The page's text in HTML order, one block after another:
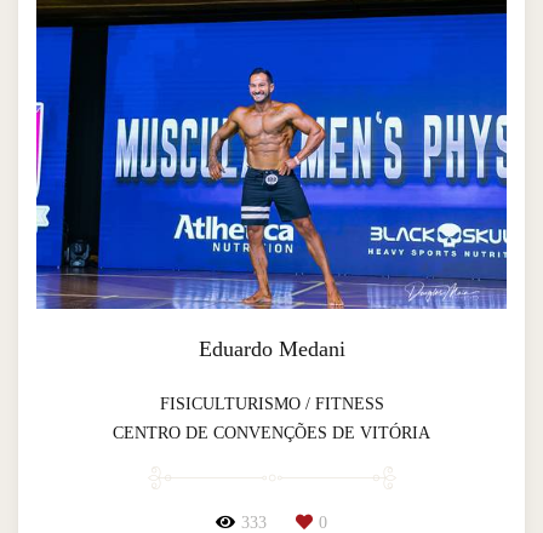
Eduardo Medani
FISICULTURISMO / FITNESS
CENTRO DE CONVENÇÕES DE VITÓRIA
333 0